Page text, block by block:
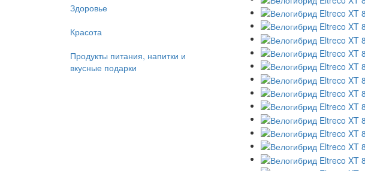
Здоровье
Красота
Продукты питания, напитки и
вкусные подарки